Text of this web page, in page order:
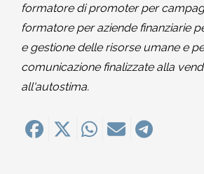
formatore di promoter per
formatore per aziende finanziarie
e gestione delle risorse umane e
comunicazione finalizzate alla
all'autostima.